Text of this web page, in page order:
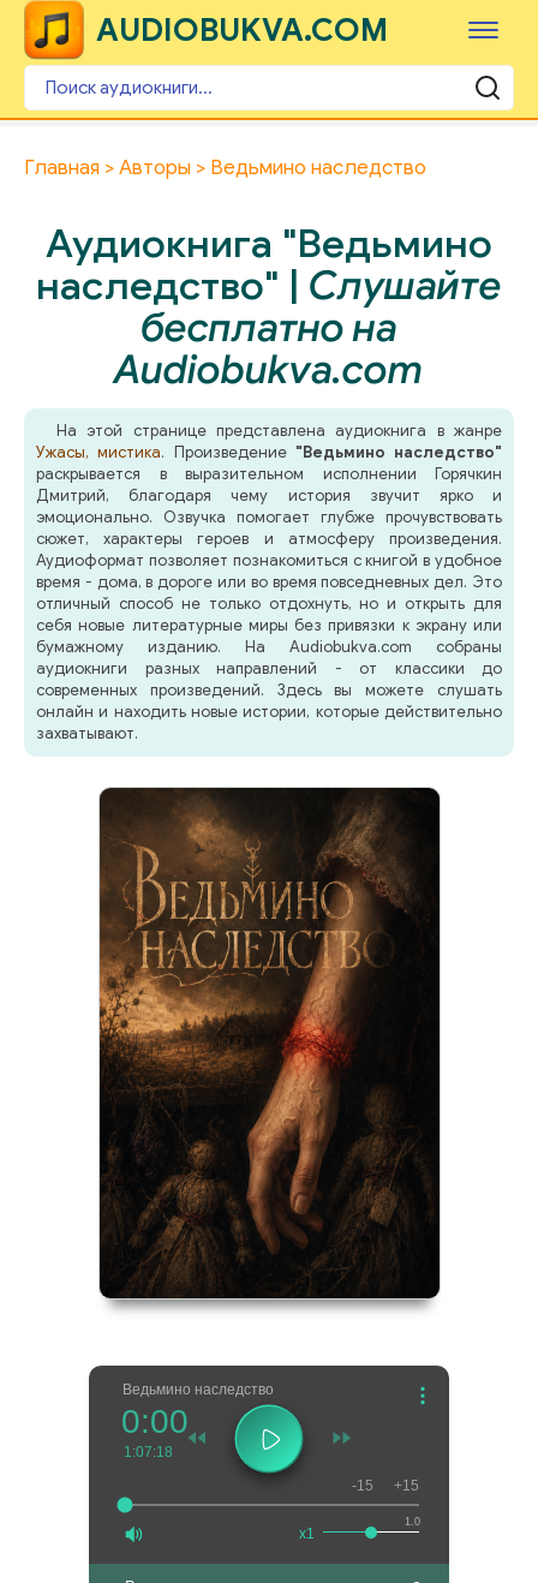
AUDIOBUKVA.COM
Главная Авторы Ведьмино наследство
Аудиокнига "Ведьмино
наследство" | Слушайте
бесплатно на
Audiobukva.com
На этой странице представлена аудиокнига в жанре
Ужасы, мистика. Произведение "Ведьмино наследство"
раскрывается в выразительном исполнении Горячкин
Дмитрий, благодаря чему история звучит ярко и
эмоционально. Озвучка помогает глубже прочувствовать
сюжет, характеры героев и атмосферу произведения.
Аудиоформат позволяет познакомиться с книгой в удобное
время - дома, в дороге или во время повседневных дел. Это
отличный способ не только отдохнуть, но и открыть для
себя новые литературные миры без привязки к экрану или
бумажному изданию. На Audiobukva.com собраны
аудиокниги разных направлений - от классики до
современных произведений. Здесь вы можете слушать
онлайн и находить новые истории, которые действительно
захватывают.
Ведьмино наследство
0:00
1:07:18
1.0
x1
-15 +15